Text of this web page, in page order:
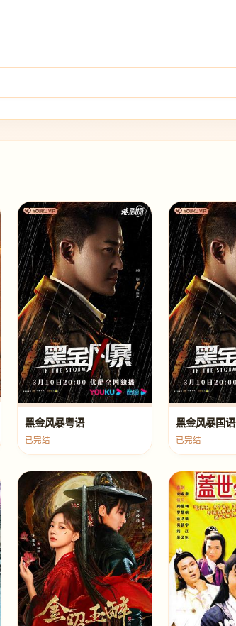
黑金风暴粤语
已完结
黑金风暴国语
已完结